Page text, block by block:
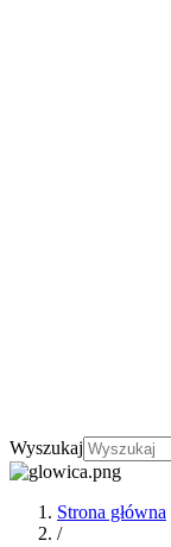
Wyszukaj
Strona główna
/